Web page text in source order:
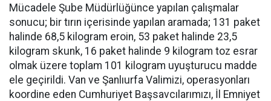
Mücadele Şube Müdürlüğünce yapılan çalışmalar
sonucu; bir tırın içerisinde yapılan aramada; 131 paket
halinde 68,5 kilogram eroin, 53 paket halinde 23,5
kilogram skunk, 16 paket halinde 9 kilogram toz esrar
olmak üzere toplam 101 kilogram uyuşturucu madde
ele geçirildi. Van ve Şanlıurfa Valimizi, operasyonları
koordine eden Cumhuriyet Başsavcılarımızı, İl Emniyet